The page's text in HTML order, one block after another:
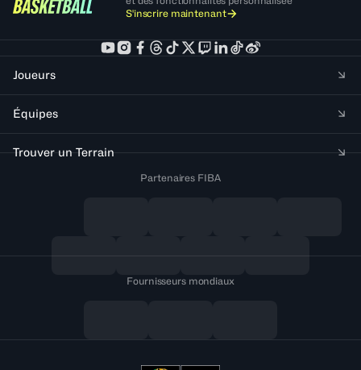
S'inscrire maintenant
Joueurs
Équipes
Trouver un Terrain
Partenaires FIBA
Fournisseurs mondiaux